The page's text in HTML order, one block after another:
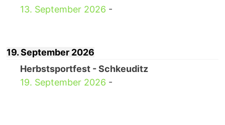
13. September 2026 -
19. September 2026
Herbstsportfest - Schkeuditz
19. September 2026 -